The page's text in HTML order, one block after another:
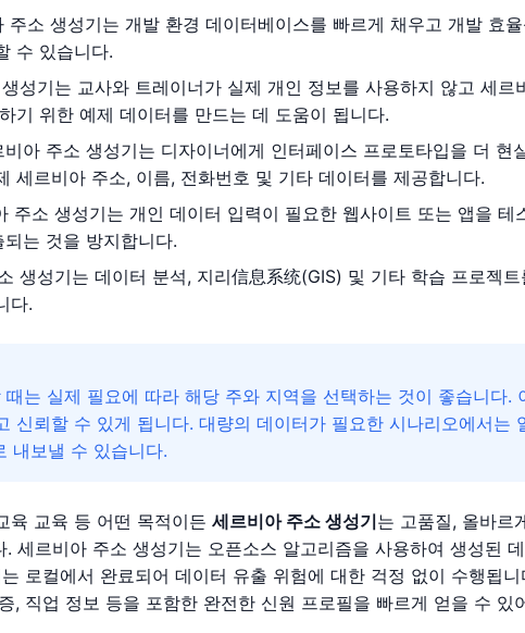
주소 생성기는 개발 환경 데이터베이스를 빠르게 채우고 개발 효
수 있습니다.
성기는 교사와 트레이너가 실제 개인 정보를 사용하지 않고 세르
기 위한 예제 데이터를 만드는 데 도움이 됩니다.
비아 주소 생성기는 디자이너에게 인터페이스 프로토타입을 더 현
세르비아 주소, 이름, 전화번호 및 기타 데이터를 제공합니다.
주소 생성기는 개인 데이터 입력이 필요한 웹사이트 또는 앱을 테
는 것을 방지합니다.
생성기는 데이터 분석, 지리信息系统(GIS) 및 기타 학습 프로젝
다.
는 실제 필요에 따라 해당 주와 지역을 선택하는 것이 좋습니다.
신뢰할 수 있게 됩니다. 대량의 데이터가 필요한 시나리오에서는
내보낼 수 있습니다.
육 교육 등 어떤 목적이든 세르비아 주소 생성기는 고품질, 올바르
세르비아 주소 생성기는 오픈소스 알고리즘을 사용하여 생성된
로컬에서 완료되어 데이터 유출 위험에 대한 걱정 없이 수행됩
, 직업 정보 등을 포함한 완전한 신원 프로필을 빠르게 얻을 수